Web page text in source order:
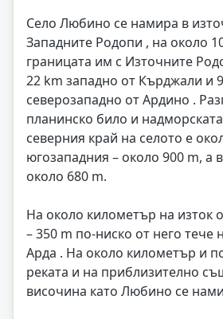
Село Любино се намира в
Западните Родопи , на около
границата им с Източните
22 km западно от Кърджали и
северозападно от Ардино .
планинско било и
северния край на селото е
югозападния – около 900 m, а
около 680 m.
На около километър на изток
– 350 m по-ниско от него тече
Арда . На около километър и
реката и на приблизително
височина като Любино се